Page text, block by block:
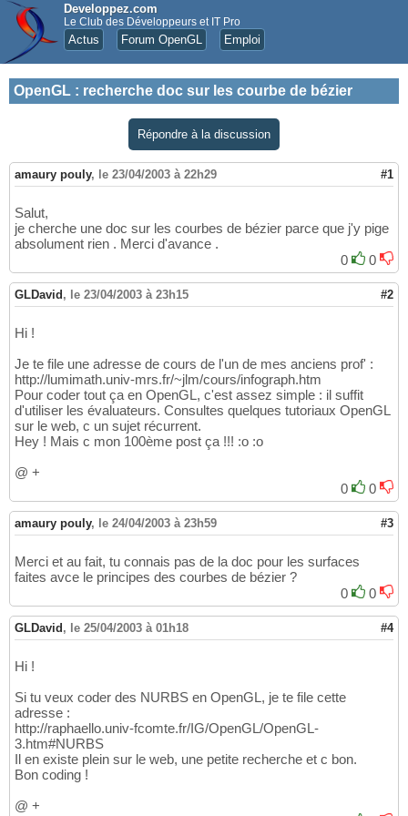
Developpez.com
Le Club des Développeurs et IT Pro
Actus Forum OpenGL Emploi
OpenGL : recherche doc sur les courbe de bézier
Répondre à la discussion
amaury pouly, le 23/04/2003 à 22h29 #1
Salut,
je cherche une doc sur les courbes de bézier parce que j'y pige
absolument rien . Merci d'avance .
0
0
GLDavid , le 23/04/2003 à 23h15 #2
Hi !
Je te file une adresse de cours de l'un de mes anciens prof' :
http://lumimath.univ-mrs.fr/~jlm/cours/infograph.htm
Pour coder tout ça en OpenGL, c'est assez simple : il suffit
d'utiliser les évaluateurs. Consultes quelques tutoriaux OpenGL
sur le web, c un sujet récurrent.
Hey ! Mais c mon 100ème post ça !!! :o :o
@ +
0
0
amaury pouly, le 24/04/2003 à 23h59 #3
Merci et au fait, tu connais pas de la doc pour les surfaces
faites avce le principes des courbes de bézier ?
0
0
GLDavid , le 25/04/2003 à 01h18 #4
Hi !
Si tu veux coder des NURBS en OpenGL, je te file cette
adresse :
http://raphaello.univ-fcomte.fr/IG/OpenGL/OpenGL-
3.htm#NURBS
Il en existe plein sur le web, une petite recherche et c bon.
Bon coding !
@ +